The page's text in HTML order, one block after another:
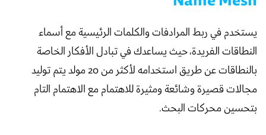
يستخدم في ربط المرادفات والكلمات الرئيسية مع أسماء
النطاقات الفريدة، حيث يساعدك في تبادل الأفكار الخاصة
بالنطاقات عن طريق استخدامه لأكثر من 20 مولد يتم توليد
مجالات قصيرة وشائعة ومثيرة للاهتمام مع الاهتمام التام
بتحسين محركات البحث.